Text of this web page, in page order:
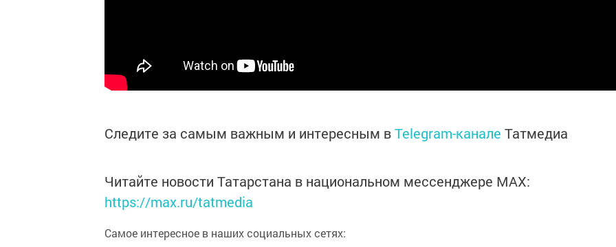
Следите за самым важным и интересным вTelegram-канале Татмедиа
Читайте новости Татарстана в национальном мессенджере MАХ:
https://max.ru/tatmedia
Самое интересное в наших социальных сетях: